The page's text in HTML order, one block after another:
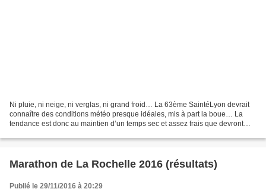
Ni pluie, ni neige, ni verglas, ni grand froid… La 63ème SaintéLyon devrait
connaître des conditions météo presque idéales, mis à part la boue… La
tendance est donc au maintien d’un temps sec et assez frais que devront
Marathon de La Rochelle 2016 (résultats)
Publié le 29/11/2016 à 20:29